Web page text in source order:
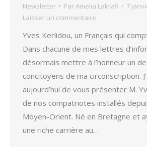
Newsletter Par Amelia Lakrafi
7
Laisser un commentaire
Yves Kerlidou, un Français qui
Dans chacune de mes lettres
désormais mettre à l’honneur un
concitoyens de ma circonscription.
aujourd’hui de vous présenter M.
de nos compatriotes installés
Moyen-Orient. Né en Bretagne et
une riche carrière au…